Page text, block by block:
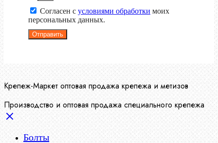
Согласен с условиями обработки моих
персональных данных.
Отправить